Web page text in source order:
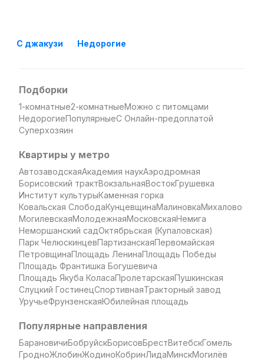
С джакузи Недорогие
Подборки
1-комнатные2-комнатныеМожно с питомцами
НедорогиеПопулярныеС Онлайн-предоплатой
Суперхозяин
Квартиры у метро
АвтозаводскаяАкадемия наукАэродромная
Борисовский трактВокзальнаяВостокГрушевка
Институт культурыКаменная горка
Ковальская СлободаКунцевщинаМалиновкаМихалово
МогилевскаяМолодежнаяМосковскаяНемига
Неморшанский садОктябрьская (Купаловская)
Парк ЧелюскинцевПартизанскаяПервомайская
ПетровщинаПлощадь ЛенинаПлощадь Победы
Площадь Франтишка Богушевича
Площадь Якуба КоласаПролетарскаяПушкинская
Слуцкий ГостинецСпортивнаяТракторный завод
УручьеФрунзенскаяЮбилейная площадь
Популярные направления
БарановичиБобруйскБорисовБрестВитебскГомель
ГродноЖлобинЖодиноКобринЛидаМинскМогилёв